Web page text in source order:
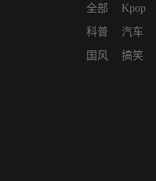
全部
科普
国风
Kpop
汽车
搞笑